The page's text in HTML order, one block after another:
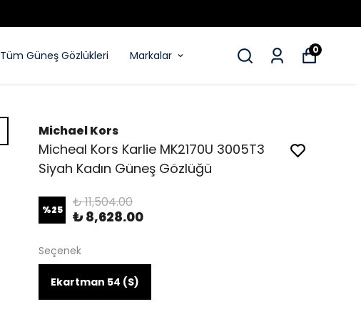
Tüm Güneş Gözlükleri Markalar 0
Michael Kors
Micheal Kors Karlie MK2170U 3005T3
Siyah Kadın Güneş Gözlüğü
%25 ₺ 11,504.00
₺ 8,628.00
Seçenek
Ekartman 54 (S)